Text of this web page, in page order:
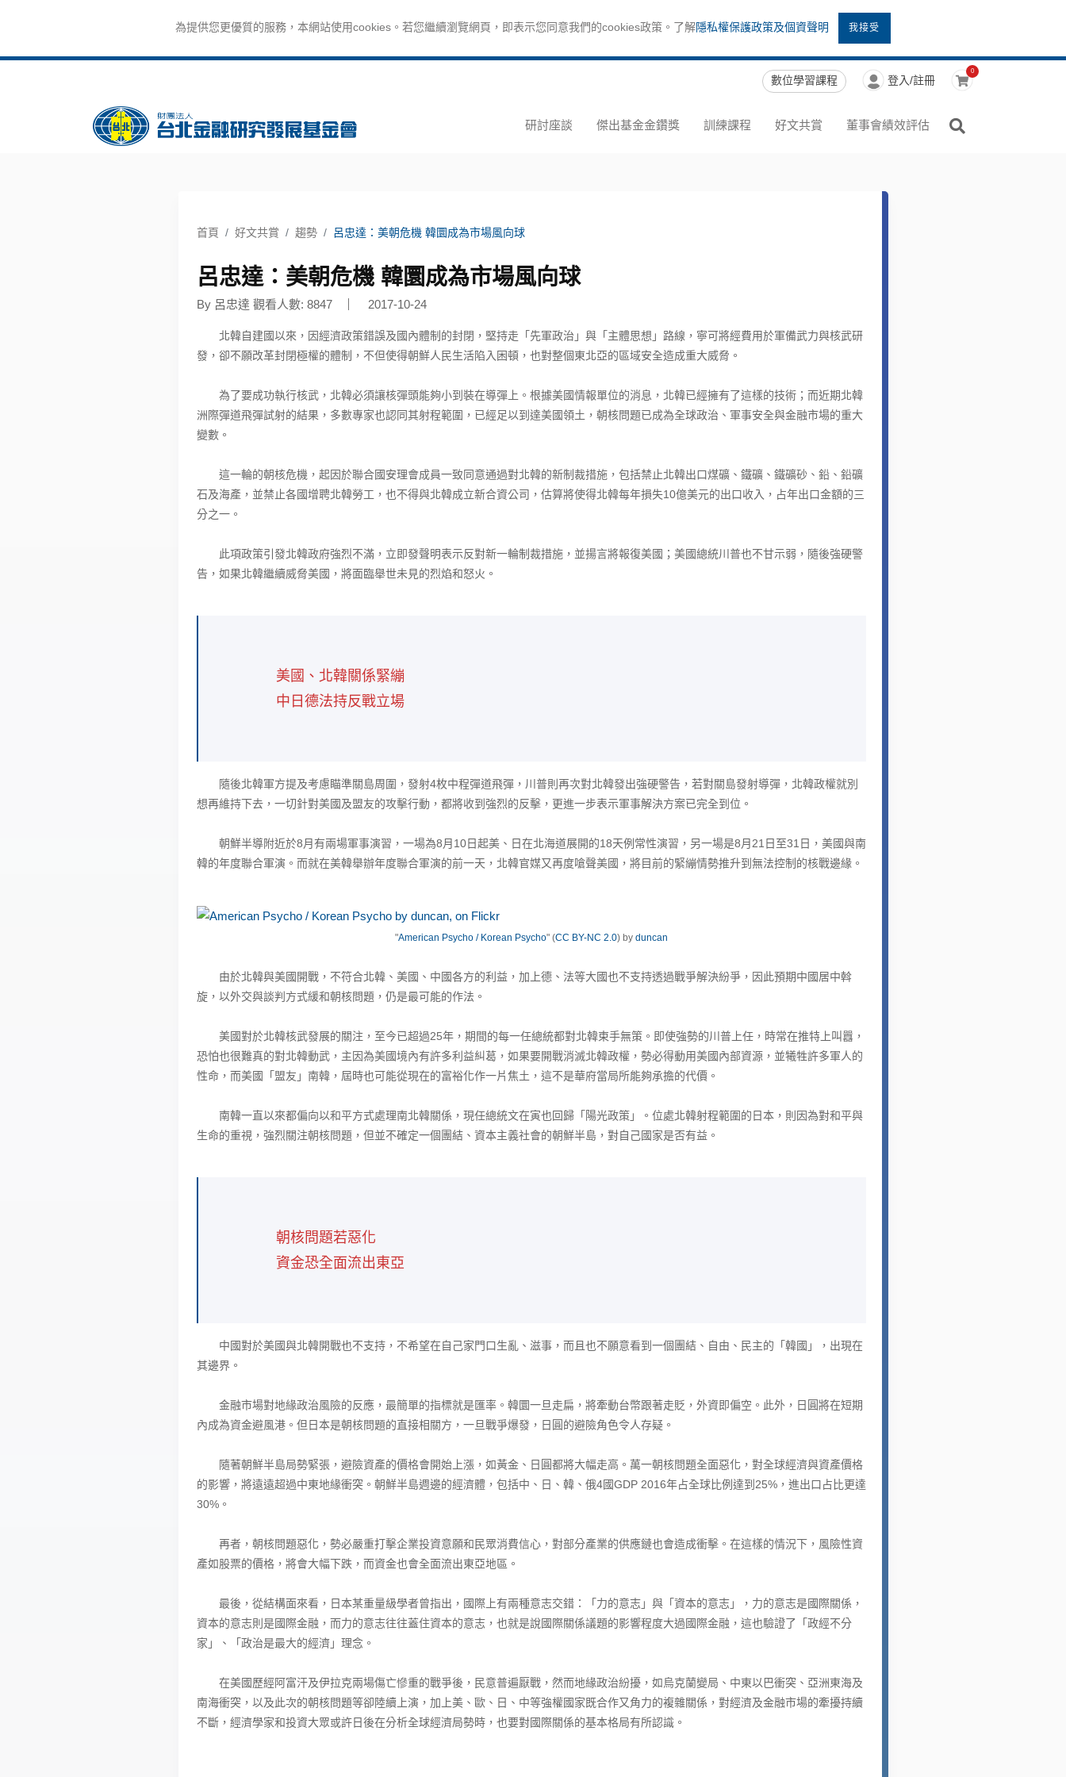
為提供您更優質的服務，本網站使用cookies。若您繼續瀏覽網頁，即表示您同意我們的cookies政策。了解隱私權保護政策及個資聲明 我接受
數位學習課程 登入/註冊
0
研討座談 傑出基金金鑽獎 訓練課程 好文共賞 董事會績效評估
首頁 好文共賞 趨勢 呂忠達：美朝危機 韓圜成為市場風向球
呂忠達：美朝危機 韓圜成為市場風向球
By 呂忠達 觀看人數: 8847 2017-10-24
北韓自建國以來，因經濟政策錯誤及國內體制的封閉，堅持走「先軍政治」與「主體思想」路線，寧可將經費用於軍備武力與核武研
發，卻不願改革封閉極權的體制，不但使得朝鮮人民生活陷入困頓，也對整個東北亞的區域安全造成重大威脅。
為了要成功執行核武，北韓必須讓核彈頭能夠小到裝在導彈上。根據美國情報單位的消息，北韓已經擁有了這樣的技術；而近期北韓
洲際彈道飛彈試射的結果，多數專家也認同其射程範圍，已經足以到達美國領土，朝核問題已成為全球政治、軍事安全與金融市場的重大
變數。
這一輪的朝核危機，起因於聯合國安理會成員一致同意通過對北韓的新制裁措施，包括禁止北韓出口煤礦、鐵礦、鐵礦砂、鉛、鉛礦
石及海產，並禁止各國增聘北韓勞工，也不得與北韓成立新合資公司，估算將使得北韓每年損失10億美元的出口收入，占年出口金額的三
分之一。
此項政策引發北韓政府強烈不滿，立即發聲明表示反對新一輪制裁措施，並揚言將報復美國；美國總統川普也不甘示弱，隨後強硬警
告，如果北韓繼續威脅美國，將面臨舉世未見的烈焰和怒火。
美國、北韓關係緊繃
中日德法持反戰立場
隨後北韓軍方提及考慮瞄準關島周圍，發射4枚中程彈道飛彈，川普則再次對北韓發出強硬警告，若對關島發射導彈，北韓政權就別
想再維持下去，一切針對美國及盟友的攻擊行動，都將收到強烈的反擊，更進一步表示軍事解決方案已完全到位。
朝鮮半導附近於8月有兩場軍事演習，一場為8月10日起美、日在北海道展開的18天例常性演習，另一場是8月21日至31日，美國與南
韓的年度聯合軍演。而就在美韓舉辦年度聯合軍演的前一天，北韓官媒又再度嗆聲美國，將目前的緊繃情勢推升到無法控制的核戰邊緣。
"American Psycho / Korean Psycho" (CC BY-NC 2.0) by duncan
由於北韓與美國開戰，不符合北韓、美國、中國各方的利益，加上德、法等大國也不支持透過戰爭解決紛爭，因此預期中國居中斡
旋，以外交與談判方式緩和朝核問題，仍是最可能的作法。
美國對於北韓核武發展的關注，至今已超過25年，期間的每一任總統都對北韓束手無策。即使強勢的川普上任，時常在推特上叫囂，
恐怕也很難真的對北韓動武，主因為美國境內有許多利益糾葛，如果要開戰消滅北韓政權，勢必得動用美國內部資源，並犧牲許多軍人的
性命，而美國「盟友」南韓，屆時也可能從現在的富裕化作一片焦土，這不是華府當局所能夠承擔的代價。
南韓一直以來都偏向以和平方式處理南北韓關係，現任總統文在寅也回歸「陽光政策」。位處北韓射程範圍的日本，則因為對和平與
生命的重視，強烈關注朝核問題，但並不確定一個團結、資本主義社會的朝鮮半島，對自己國家是否有益。
朝核問題若惡化
資金恐全面流出東亞
中國對於美國與北韓開戰也不支持，不希望在自己家門口生亂、滋事，而且也不願意看到一個團結、自由、民主的「韓國」，出現在
其邊界。
金融市場對地緣政治風險的反應，最簡單的指標就是匯率。韓圜一旦走扁，將牽動台幣跟著走貶，外資即偏空。此外，日圓將在短期
內成為資金避風港。但日本是朝核問題的直接相關方，一旦戰爭爆發，日圓的避險角色令人存疑。
隨著朝鮮半島局勢緊張，避險資產的價格會開始上漲，如黃金、日圓都將大幅走高。萬一朝核問題全面惡化，對全球經濟與資產價格
的影響，將遠遠超過中東地緣衝突。朝鮮半島週邊的經濟體，包括中、日、韓、俄4國GDP 2016年占全球比例達到25%，進出口占比更達
30%。
再者，朝核問題惡化，勢必嚴重打擊企業投資意願和民眾消費信心，對部分產業的供應鏈也會造成衝擊。在這樣的情況下，風險性資
產如股票的價格，將會大幅下跌，而資金也會全面流出東亞地區。
最後，從結構面來看，日本某重量級學者曾指出，國際上有兩種意志交錯：「力的意志」與「資本的意志」，力的意志是國際關係，
資本的意志則是國際金融，而力的意志往往蓋住資本的意志，也就是說國際關係議題的影響程度大過國際金融，這也驗證了「政經不分
家」、「政治是最大的經濟」理念。
在美國歷經阿富汗及伊拉克兩場傷亡慘重的戰爭後，民意普遍厭戰，然而地緣政治紛擾，如烏克蘭變局、中東以巴衝突、亞洲東海及
南海衝突，以及此次的朝核問題等卻陸續上演，加上美、歐、日、中等強權國家既合作又角力的複雜關係，對經濟及金融市場的牽擾持續
不斷，經濟學家和投資大眾或許日後在分析全球經濟局勢時，也要對國際關係的基本格局有所認識。